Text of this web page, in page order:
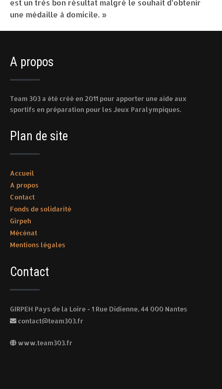
est un très bon résultat malgré le souhait d’obtenir
une médaille à domicile. »
A propos
Team 303 a été créé en 2011 pour apporter une aide aux
sportifs en préparation pour les Jeux Paralympiques.
Plan de site
Accueil
A propos
Contact
Fonds de solidarité
Girpeh
Mécénat
Mentions légales
Contact
GIRPEH Pays de la Loire - 1 Rue Didienne, 44 000 Nantes
contact@team303.fr
www.team303.fr